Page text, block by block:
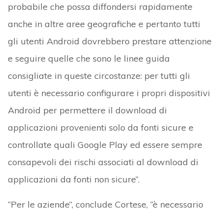
probabile che possa diffondersi rapidamente
anche in altre aree geografiche e pertanto tutti
gli utenti Android dovrebbero prestare attenzione
e seguire quelle che sono le linee guida
consigliate in queste circostanze: per tutti gli
utenti è necessario configurare i propri dispositivi
Android per permettere il download di
applicazioni provenienti solo da fonti sicure e
controllate quali Google Play ed essere sempre
consapevoli dei rischi associati al download di
applicazioni da fonti non sicure”.
“Per le aziende”, conclude Cortese, “è necessario